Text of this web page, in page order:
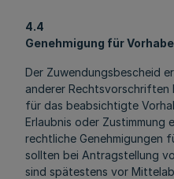
4.4
Genehmigung für
Der Zuwendungsbescheid
anderer Rechtsvorschriften
für das beabsichtigte
Erlaubnis oder Zustimmung
rechtliche Genehmigungen
sollten bei Antragstellung
sind spätestens vor